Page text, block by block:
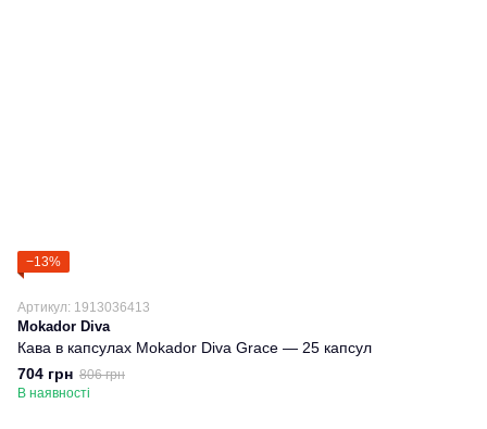
−13%
Артикул: 1913036413
Mokador Diva
Кава в капсулах Mokador Diva Grace — 25 капсул
704 грн 806 грн
В наявності